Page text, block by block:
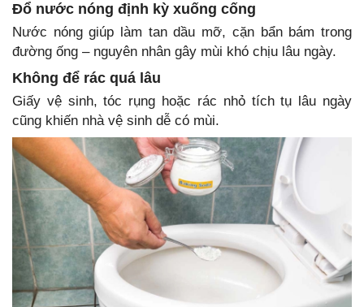
Đổ nước nóng định kỳ xuống cống
Nước nóng giúp làm tan dầu mỡ, cặn bẩn bám trong
đường ống – nguyên nhân gây mùi khó chịu lâu ngày.
Không để rác quá lâu
Giấy vệ sinh, tóc rụng hoặc rác nhỏ tích tụ lâu ngày
cũng khiến nhà vệ sinh dễ có mùi.